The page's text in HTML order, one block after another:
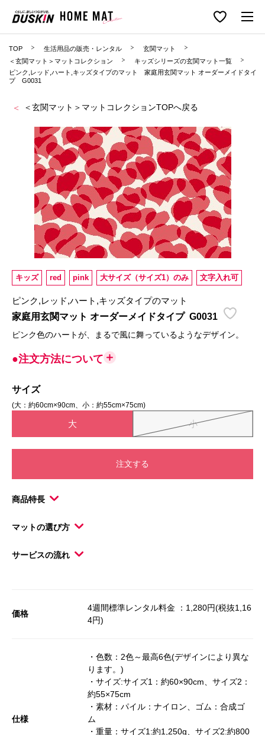
TOP 生活用品の販売・レンタル
玄関マット
＜玄関マット＞マットコレクション
キッズシリーズの玄関マット一覧
ピンク,レッド,ハート,キッズタイプのマット 家庭用玄関マット オーダーメイドタイ
プ G0031
＜玄関マット＞マットコレクションTOPへ戻る
キッズ red pink 大サイズ（サイズ1）のみ 文字入れ可
ピンク,レッド,ハート,キッズタイプのマット
家庭用玄関マット オーダーメイドタイプ G0031
ピンク色のハートが、まるで風に舞っているようなデザイン。
●注文方法について
サイズ
(大：約60cm×90cm、小：約55cm×75cm)
大 小
注文する
商品特長
マットの選び方
サービスの流れ
価格
4週間標準レンタル料金 ：1,280円(税抜1,16
4円)
仕様
・色数：2色～最高6色(デザインにより異な
ります。)
・サイズ:サイズ1：約60×90cm、サイズ2：
約55×75cm
・素材：パイル：ナイロン、ゴム：合成ゴ
ム
・重量：サイズ1:約1,250g、サイズ2:約800